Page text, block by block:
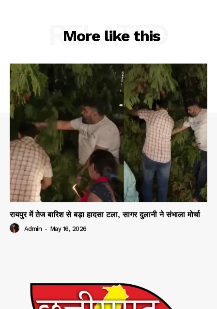
More like this
RELATED
रायपुर में तेज बारिश से बड़ा हादसा टला, सागर दुलानी ने संभाला मोर्चा
Admin - May 16, 2026